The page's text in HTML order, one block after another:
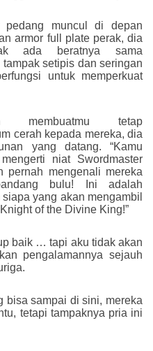
pedang muncul di depan
armor full plate perak, dia
ada beratnya sama
setipis dan seringan
untuk memperkuat
membuatmu tetap
cerah kepada mereka, dia
yang datang. “Kamu
niat Swordmaster
mengenali mereka
bulu! Ini adalah
yang akan mengambil
of the Divine King!”
baik … tapi aku tidak akan
pengalamannya sejauh
bisa sampai di sini, mereka
tetapi tampaknya pria ini